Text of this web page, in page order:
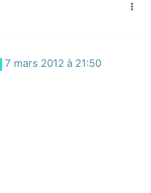
7 mars 2012 à 21:50